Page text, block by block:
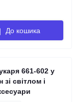
До кошика
661-602 у
зі світлом і